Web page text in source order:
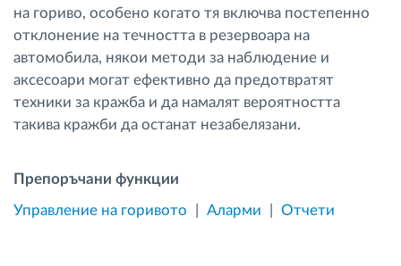
на гориво, особено когато тя включва постепенно
отклонение на течността в резервоара на
автомобила, някои методи за наблюдение и
аксесоари могат ефективно да предотвратят
техники за кражба и да намалят вероятността
такива кражби да останат незабелязани.
Препоръчани функции
Управление на горивото Аларми Отчети